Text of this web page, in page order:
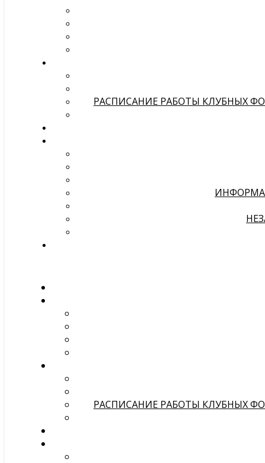
РАСПИСАНИЕ РАБОТЫ КЛУБНЫХ
РАСПИСАНИЕ РАБОТЫ КЛУБНЫХ